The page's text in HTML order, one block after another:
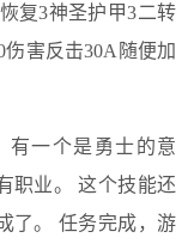
复3神圣护甲3二转
害反击30A随便加
一个是勇士的意
职业。 这个技能还
了。 任务完成，游